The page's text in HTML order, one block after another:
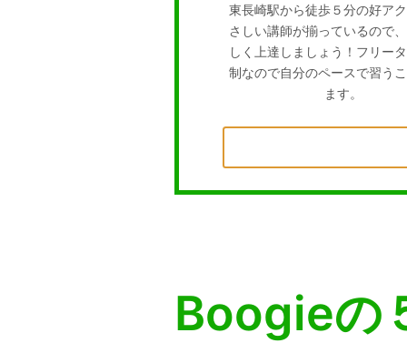
東長崎駅から徒歩５分の好ア
さしい講師が揃っているので
しく上達しましょう！フリー
制なので自分のペースで習う
ます。
Boogieの